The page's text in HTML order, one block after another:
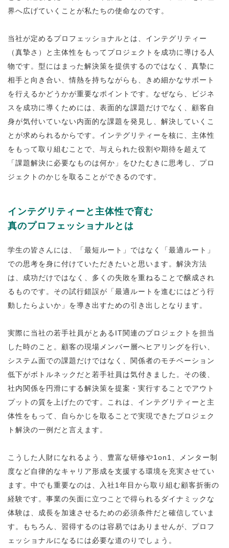
界へ広げていくことが私たちの使命なのです。
当社が定めるプロフェッショナルとは、インテグリティー
（真摯さ）と主体性をもってプロジェクトを成功に導ける人
物です。型にはまった解決策を提供するのではなく、真摯に
相手と向き合い、情熱を持ちながらも、きめ細かなサポート
を行えるかどうかが重要なポイントです。なぜなら、ビジネ
スを成功に導くためには、表面的な課題だけでなく、顧客自
身が気付いていない内面的な課題を発見し、解決していくこ
とが求められるからです。インテグリティーを核に、主体性
をもって取り組むことで、与えられた役割や期待を超えて
「課題解決に必要なものは何か」をひたむきに思考し、プロ
ジェクトのかじを取ることができるのです。
インテグリティーと主体性で育む
真のプロフェッショナルとは
学生の皆さんには、「最短ルート」ではなく「最適ルート」
での思考を身に付けていただきたいと思います。解決方法
は、成功だけではなく、多くの失敗を重ねることで醸成され
るものです。その試行錯誤が「最適ルートを進むにはどう行
動したらよいか」を導き出すための引き出しとなります。
実際に当社の若手社員がとあるIT関連のプロジェクトを担当
した時のこと。顧客の現場メンバー層へヒアリングを行い、
システム面での課題だけではなく、関係者のモチベーション
低下がボトルネックだと若手社員は気付きました。その後、
社内関係を円滑にする解決策を提案・実行することでアウト
プットの質を上げたのです。これは、インテグリティーと主
体性をもって、自らかじを取ることで実現できたプロジェク
ト解決の一例だと言えます。
こうした人財になれるよう、豊富な研修や1on1、メンター制
度など自律的なキャリア形成を支援する環境を充実させてい
ます。中でも重要なのは、入社1年目から取り組む顧客折衝の
経験です。事業の矢面に立つことで得られるダイナミックな
体験は、成長を加速させるための必須条件だと確信していま
す。もちろん、習得するのは容易ではありませんが、プロフ
ェッショナルになるには必要な道のりでしょう。